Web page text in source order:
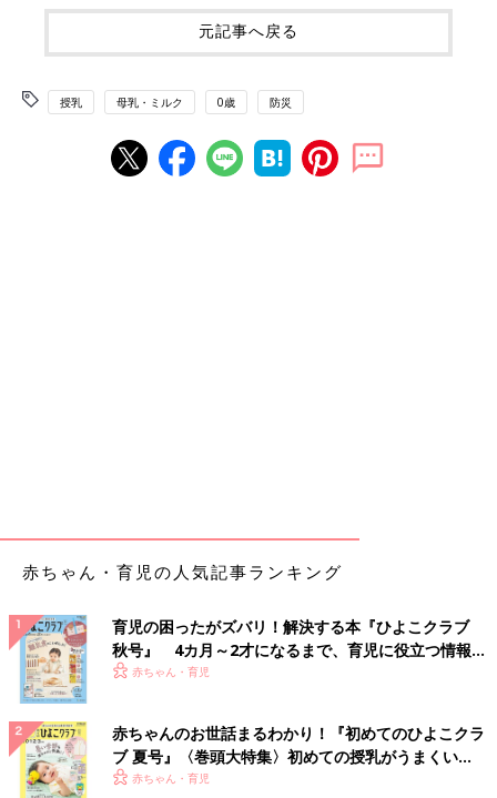
元記事へ戻る
授乳 母乳・ミルク 0歳 防災
赤ちゃん・育児の人気記事ランキング
育児の困ったがズバリ！解決する本『ひよこクラブ
秋号』 4カ月～2才になるまで、育児に役立つ情報が
いっぱい！
赤ちゃん・育児
赤ちゃんのお世話まるわかり！『初めてのひよこクラ
ブ 夏号』〈巻頭大特集〉初めての授乳がうまくい
く！ おっぱい・ミルクの基本と夏のトラブル 解決テ
赤ちゃん・育児